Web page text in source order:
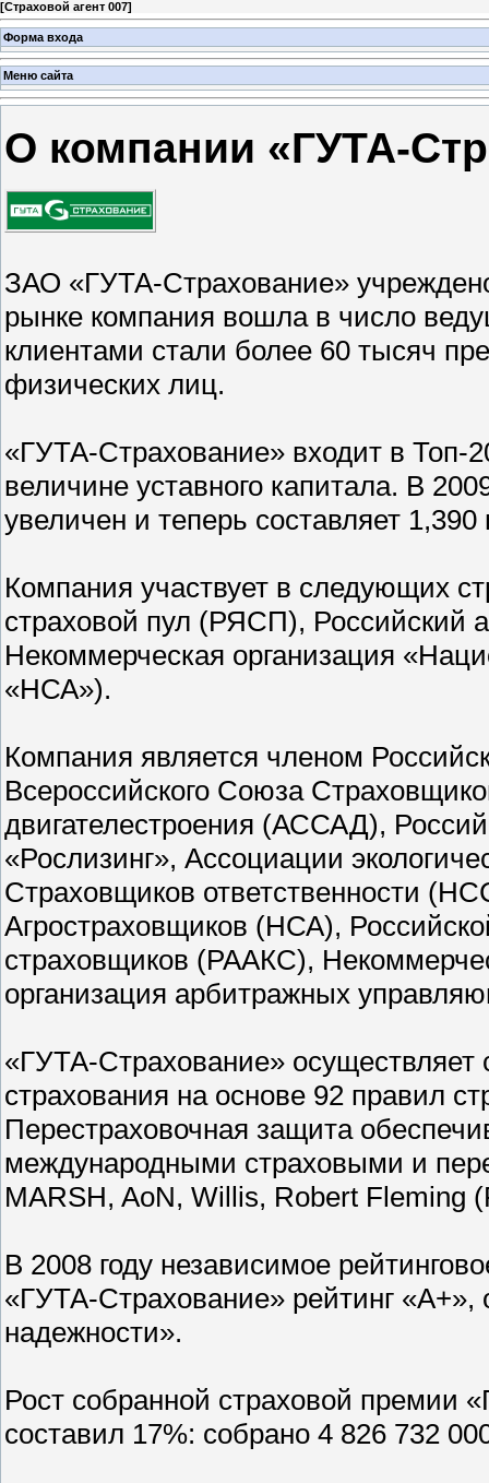
[Страховой агент 007]
Форма входа
Меню сайта
О компании «ГУТА-
ЗАО «ГУТА-Страхование»
рынке компания вошла в число
клиентами стали более 60 тысяч
физических лиц.
«ГУТА-Страхование» входит в Топ-
величине уставного капитала. В
увеличен и теперь составляет
Компания участвует в следующих
страховой пул (РЯСП), Российский
Некоммерческая организация
«НСА»).
Компания является членом
Всероссийского Союза
двигателестроения (АССАД),
«Рослизинг», Ассоциации
Страховщиков ответственности
Агростраховщиков (НСА),
страховщиков (РААКС),
организация арбитражных
«ГУТА-Страхование» осуществляет
страхования на основе 92 правил
Перестраховочная защита
международными страховыми и
MARSH, AoN, Willis, Robert Fleming
В 2008 году независимое
«ГУТА-Страхование» рейтинг
надежности».
Рост собранной страховой премии
составил 17%: собрано 4 826 732